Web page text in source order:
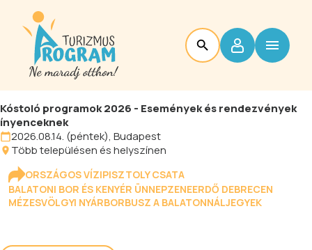
Kóstoló programok 2026 - Események és rendezvények
ínyenceknek
2026.08.14. (péntek), Budapest
Több településen és helyszínen
ORSZÁGOS VÍZIPISZTOLY CSATA
BALATONI BOR ÉS KENYÉR ÜNNEPZENEERDŐ DEBRECEN
MÉZESVÖLGYI NYÁRBORBUSZ A BALATONNÁLJEGYEK